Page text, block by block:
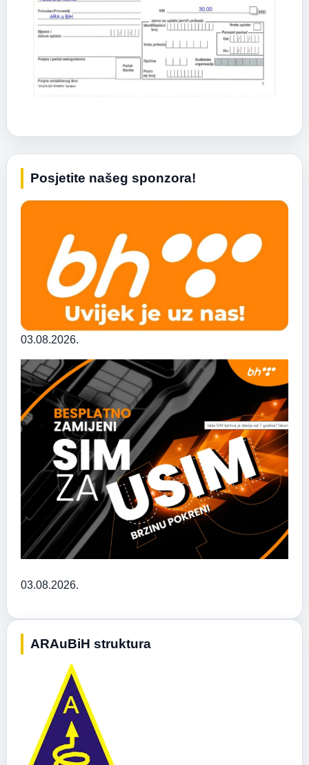
Posjetite našeg sponzora!
03.08.2026.
03.08.2026.
ARAuBiH struktura